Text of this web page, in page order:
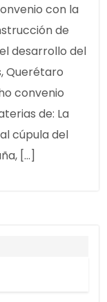
con la
de
desarrollo del
Querétaro
convenio
de: La
cúpula del
[…]